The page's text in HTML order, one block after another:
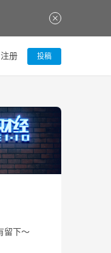
注册 投稿
留下～